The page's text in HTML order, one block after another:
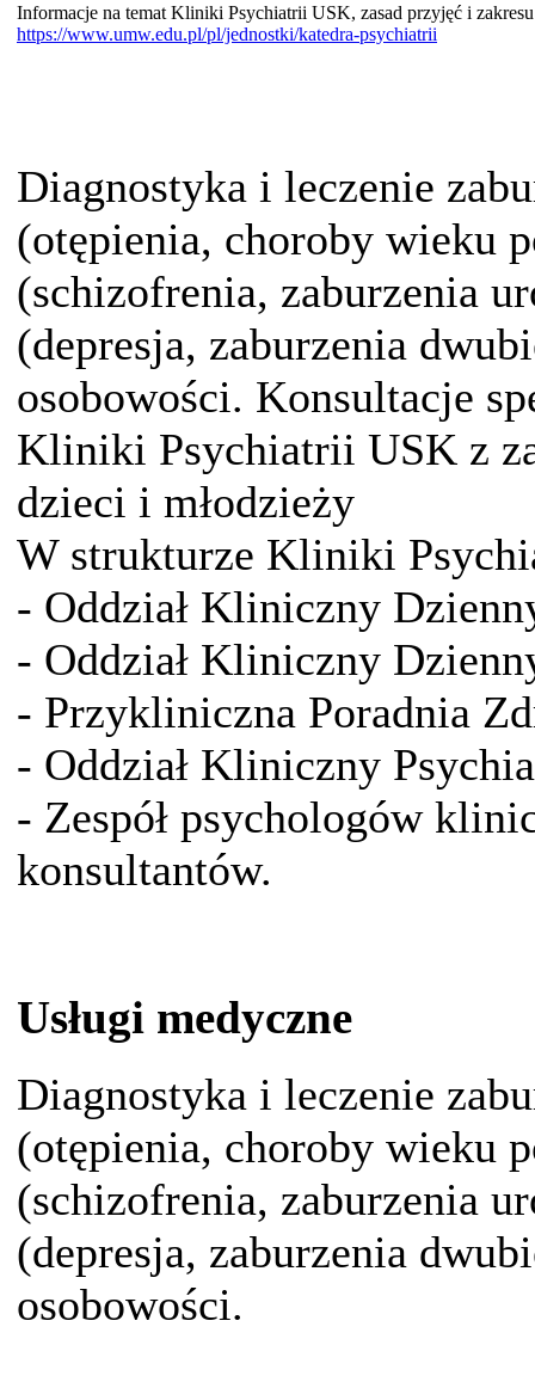
Informacje na temat Kliniki Psychiatrii USK, zasad przyjęć i
https://www.umw.edu.pl/pl/jednostki/katedra-psychiatrii
Diagnostyka i leczenie
(otępienia, choroby wieku
(schizofrenia, zaburzenia
(depresja, zaburzenia
osobowości. Konsultacje
Kliniki Psychiatrii USK z
dzieci i młodzieży
W strukturze Kliniki
- Oddział Kliniczny
- Oddział Kliniczny
- Przykliniczna Poradnia
- Oddział Kliniczny
- Zespół psychologów
konsultantów.
Usługi medyczne
Diagnostyka i leczenie
(otępienia, choroby wieku
(schizofrenia, zaburzenia
(depresja, zaburzenia
osobowości.